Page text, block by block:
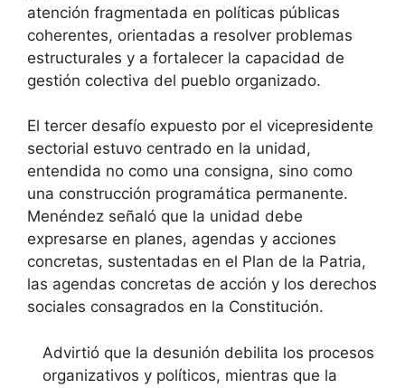
atención fragmentada en políticas públicas
coherentes, orientadas a resolver problemas
estructurales y a fortalecer la capacidad de
gestión colectiva del pueblo organizado.
El tercer desafío expuesto por el vicepresidente
sectorial estuvo centrado en la unidad,
entendida no como una consigna, sino como
una construcción programática permanente.
Menéndez señaló que la unidad debe
expresarse en planes, agendas y acciones
concretas, sustentadas en el Plan de la Patria,
las agendas concretas de acción y los derechos
sociales consagrados en la Constitución.
Advirtió que la desunión debilita los procesos
organizativos y políticos, mientras que la